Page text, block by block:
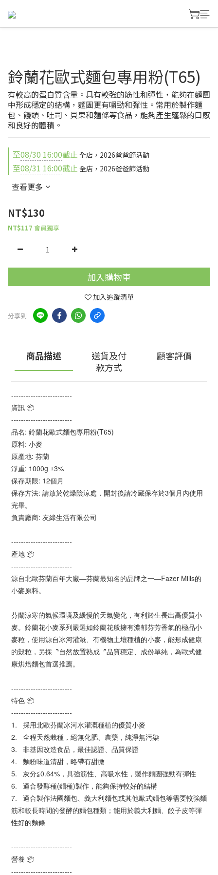
鈴蘭花歐式麵包專用粉(T65)
有較高的蛋白質含量。具有較強的筋性和彈性，能夠在麵團
中形成穩定的結構，麵團更有嚼勁和彈性。常用於製作麵
包、饅頭、吐司、貝果和麵條等食品，能夠產生蓬鬆的口感
和良好的體積。
至08/30 16:00截止 全店，2026爸爸節活動
至08/31 16:00截止 全店，2026爸爸節活動
查看更多
NT$130
NT$117 會員獨享
加入購物車
加入追蹤清單
分享到
商品描述
送貨及付
款方式
顧客評價
-------------------------
資訊 📦
-------------------------
品名: 鈴蘭花歐式麵包專用粉(T65)
原料: 小麥
原產地: 芬蘭
淨重: 1000g ±3%
保存期限: 12個月
保存方法: 請放於乾燥陰涼處，開封後請冷藏保存於3個月內使用
完畢。
負責廠商: 友綠生活有限公司
-------------------------
產地 📦
-------------------------
源自北歐芬蘭百年大廠—芬蘭最知名的品牌之一—Fazer Mills的
小麥原料。
芬蘭涼寒的氣候環境及緩慢的天氣變化，有利於生長出高優質小
麥。鈴蘭花小麥系列嚴選如鈴蘭花般擁有濃郁芬芳香氣的極品小
麥粒，使用源自冰河灌溉、有機物土壤種植的小麥，能形成健康
的穀粒，另採〝自然放置熟成〞品質穩定、成份單純，為歐式健
康烘焙麵包首選推薦。
-------------------------
特色 📦
-------------------------
1.
採用北歐芬蘭冰河水灌溉種植的優質小麥
2.
全程天然栽種，絕無化肥、農藥，純淨無污染
3.
非基因改造食品，最佳認證、品質保證
4.
麵粉味道清甜，略帶有甜微
5.
灰分≦0.64%，具強筋性、高吸水性，製作麵團強勁有彈性
6.
適合發酵種(麵種)製作，能夠保持較好的結構
7.
適合製作法國麵包、義大利麵包或其他歐式麵包等需要較強麵
筋和較長時間的發酵的麵包種類；能用於義大利麵、餃子皮等彈
性好的麵條
-------------------------
營養 📦
-------------------------